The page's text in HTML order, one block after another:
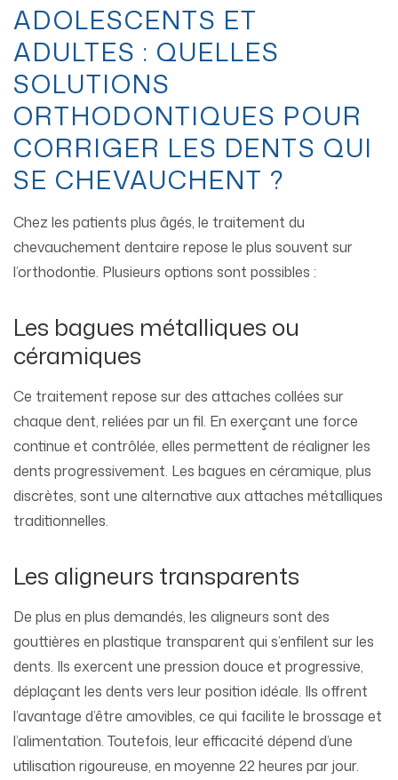
ADOLESCENTS ET
ADULTES : QUELLES
SOLUTIONS
ORTHODONTIQUES POUR
CORRIGER LES DENTS QUI
SE CHEVAUCHENT ?
Chez les patients plus âgés, le traitement du
chevauchement dentaire repose le plus souvent sur
l’orthodontie. Plusieurs options sont possibles :
Les bagues métalliques ou
céramiques
Ce traitement repose sur des attaches collées sur
chaque dent, reliées par un fil. En exerçant une force
continue et contrôlée, elles permettent de réaligner les
dents progressivement. Les bagues en céramique, plus
discrètes, sont une alternative aux attaches métalliques
traditionnelles.
Les aligneurs transparents
De plus en plus demandés, les aligneurs sont des
gouttières en plastique transparent qui s’enfilent sur les
dents. Ils exercent une pression douce et progressive,
déplaçant les dents vers leur position idéale. Ils offrent
l’avantage d’être amovibles, ce qui facilite le brossage et
l’alimentation. Toutefois, leur efficacité dépend d’une
utilisation rigoureuse, en moyenne 22 heures par jour.